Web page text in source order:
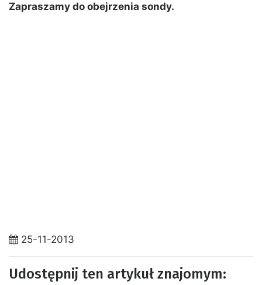
Zapraszamy do obejrzenia sondy.
25-11-2013
Udostępnij ten artykuł znajomym: